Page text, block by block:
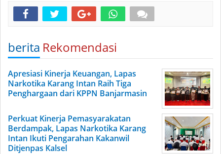
berita Rekomendasi
Apresiasi Kinerja Keuangan, Lapas
Narkotika Karang Intan Raih Tiga
Penghargaan dari KPPN Banjarmasin
Perkuat Kinerja Pemasyarakatan
Berdampak, Lapas Narkotika Karang
Intan Ikuti Pengarahan Kakanwil
Ditjenpas Kalsel